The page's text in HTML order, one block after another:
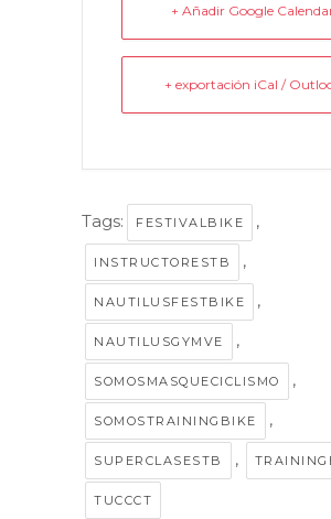
+ Añadir Google
+ exportación iCal /
Tags: FESTIVALBIKE ,
INSTRUCTORESTB ,
NAUTILUSFESTBIKE ,
NAUTILUSGYMVE ,
SOMOSMASQUECICLISMO ,
SOMOSTRAININGBIKE ,
SUPERCLASESTB ,
TUCCCT